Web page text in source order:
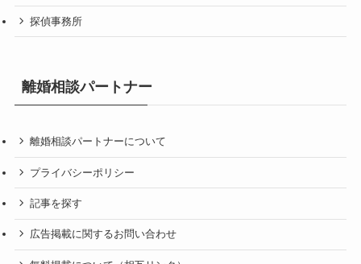
探偵事務所
離婚相談パートナー
離婚相談パートナーについて
プライバシーポリシー
記事を探す
広告掲載に関するお問い合わせ